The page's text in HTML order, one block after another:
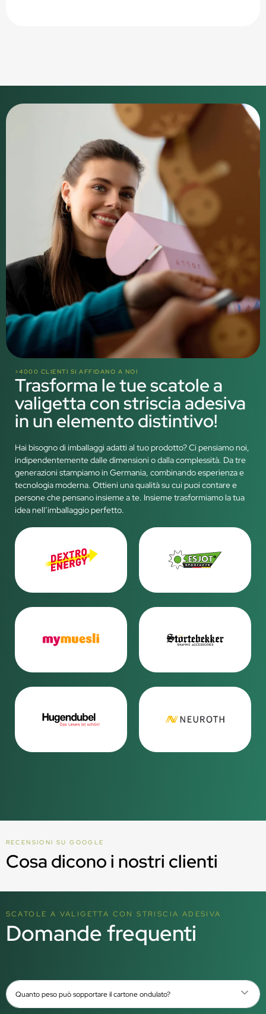
>4000 CLIENTI SI AFFIDANO A NOI
Trasforma le tue scatole a
valigetta con striscia adesiva
in un elemento distintivo!
Hai bisogno di imballaggi adatti al tuo prodotto? Ci pensiamo noi,
indipendentemente dalle dimensioni o dalla complessità. Da tre
generazioni stampiamo in Germania, combinando esperienza e
tecnologia moderna. Ottieni una qualità su cui puoi contare e
persone che pensano insieme a te. Insieme trasformiamo la tua
idea nell’imballaggio perfetto.
RECENSIONI SU GOOGLE
Cosa dicono i nostri clienti
SCATOLE A VALIGETTA CON STRISCIA ADESIVA
Domande frequenti
Quanto peso può sopportare il cartone ondulato?